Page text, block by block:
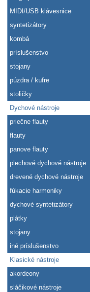
MIDI/USB klávesnice
syntetizátory
kombá
príslušenstvo
stojany
púzdra / kufre
stoličky
Dychové nástroje
priečne flauty
flauty
panove flauty
plechové dychové nástroje
drevené dychové nástroje
fúkacie harmoniky
dychové syntetizátory
plátky
stojany
iné príslušenstvo
Klasické nástroje
akordeony
sláčikové nástroje